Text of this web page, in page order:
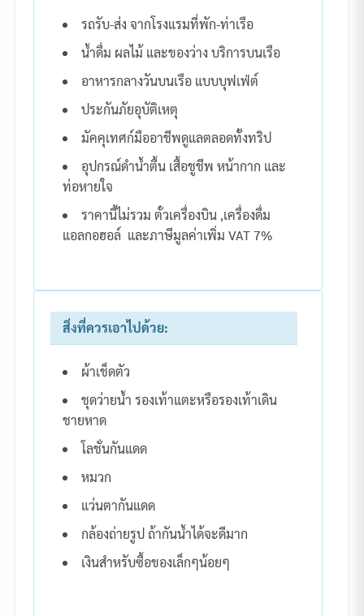
รถรับ-ส่ง จากโรงแรมที่พัก-ท่าเรือ
น้ำดื่ม ผลไม้ และของว่าง บริการบนเรือ
อาหารกลางวันบนเรือ แบบบุฟเฟ่ต์
ประกันภัยอุบัติเหตุ
มัคคุเทศก์มืออาชีพดูแลตลอดทั้งทริป
อุปกรณ์ดำน้ำตื้น เสื้อชูชีพ หน้ากาก และ
ท่อหายใจ
ราคานี้ไม่รวม ตั๋วเครื่องบิน ,เครื่องดื่ม
แอลกอฮอล์ และภาษีมูลค่าเพิ่ม VAT 7%
สิ่งที่ควรเอาไปด้วย:
ผ้าเช็ดตัว
ชุดว่ายน้ำ รองเท้าแตะหรือรองเท้าเดิน
ชายหาด
โลชั่นกันแดด
หมวก
แว่นตากันแดด
กล้องถ่ายรูป ถ้ากันน้ำได้จะดีมาก
เงินสำหรับซื้อของเล็กๆน้อยๆ